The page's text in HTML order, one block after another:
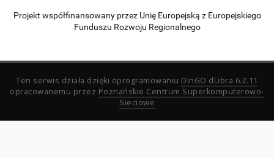
Projekt współfinansowany przez Unię Europejską z Europejskiego
Funduszu Rozwoju Regionalnego
Ten serwis działa dzięki oprogramowaniu DInGO dLibra 6.2.11
opracowanemu przez Poznańskie Centrum Superkomputerowo-
Sieciowe